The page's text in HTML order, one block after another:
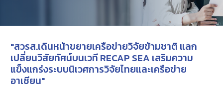
"สวรส.เดินหน้าขยายเครือข่ายวิจัยข้ามชาติ แลก
เปลี่ยนวิสัยทัศน์บนเวที RECAP SEA เสริมความ
แข็งแกร่งระบบนิเวศการวิจัยไทยและเครือข่าย
อาเซียน"